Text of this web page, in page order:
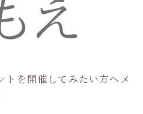
トを開催してみたい方へメ